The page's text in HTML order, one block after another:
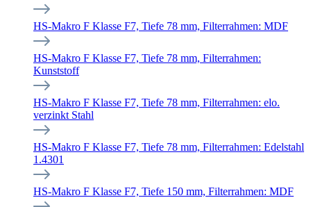
HS-Makro F Klasse F7, Tiefe 78 mm, Filterrahmen: MDF
HS-Makro F Klasse F7, Tiefe 78 mm, Filterrahmen:
Kunststoff
HS-Makro F Klasse F7, Tiefe 78 mm, Filterrahmen: elo.
verzinkt Stahl
HS-Makro F Klasse F7, Tiefe 78 mm, Filterrahmen: Edelstahl
1.4301
HS-Makro F Klasse F7, Tiefe 150 mm, Filterrahmen: MDF